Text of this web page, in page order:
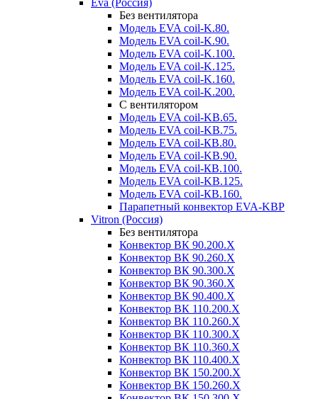
Eva (Россия)
Без вентилятора
Модель EVA coil-K.80.
Модель EVA coil-K.90.
Модель EVA coil-K.100.
Модель EVA coil-K.125.
Модель EVA coil-K.160.
Модель EVA coil-K.200.
С вентилятором
Модель EVA coil-KВ.65.
Модель EVA coil-KВ.75.
Модель EVA coil-КВ.80.
Модель EVA coil-KВ.90.
Модель EVA coil-КВ.100.
Модель EVA coil-KВ.125.
Модель EVA coil-КВ.160.
Парапетный конвектор EVA-KВР
Vitron (Россия)
Без вентилятора
Конвектор ВК 90.200.X
Конвектор ВК 90.260.Х
Конвектор ВК 90.300.X
Конвектор ВК 90.360.X
Конвектор ВК 90.400.X
Конвектор ВК 110.200.X
Конвектор ВК 110.260.X
Конвектор ВК 110.300.Х
Конвектор ВК 110.360.X
Конвектор ВК 110.400.X
Конвектор ВК 150.200.X
Конвектор ВК 150.260.X